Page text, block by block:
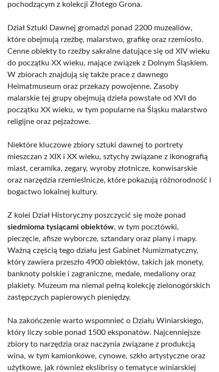
pochodzącym z kolekcji Złotego Grona.
Dział Sztuki Dawnej gromadzi ponad 2200 muzealiów,
które obejmują rzeźbę, malarstwo, grafikę oraz rzemiosło.
Cenne obiekty to rzeźby sakralne datujące się od XIV wieku
do początku XX wieku, mające związek z Dolnym Śląskiem.
W zbiorach znajdują się także prace z dawnego
Heimatmuseum oraz przekazy powojenne. Zasoby
malarskie tej grupy obejmują dzieła powstałe od XVI do
początku XX wieku, w tym popularne na Śląsku malarstwo
religijne oraz pejzażowe.
Niektóre kluczowe zbiory sztuki dawnej to portrety
mieszczan z XIX i XX wieku, sztychy związane z ikonografią
miast, ceramika, zegary, wyroby złotnicze, konwisarskie
oraz narzędzia rzemieślnicze, które pokazują różnorodność i
bogactwo lokalnej kultury.
Z kolei Dział Historyczny poszczycić się może ponad
siedmioma tysiącami obiektów, w tym pocztówki,
pieczęcie, afisze wyborcze, sztandary oraz plany i mapy.
Ważną częścią tego działu jest Gabinet Numizmatyczny,
który zawiera przeszło 4900 obiektów, takich jak monety,
banknoty polskie i zagraniczne, medale, medaliony oraz
plakiety. Muzeum ma niemal pełną kolekcję zielonogórskich
zastępczych papierowych pieniędzy.
Na zakończenie warto wspomnieć o Działu Winiarskiego,
który liczy sobie ponad 1500 eksponatów. Najcenniejsze
zbiory to narzędzia oraz naczynia związane z produkcją
wina, w tym kamionkowe, cynowe, szkło artystyczne oraz
użytkowe, jak również ekslibrisy o tematyce winiarskiej